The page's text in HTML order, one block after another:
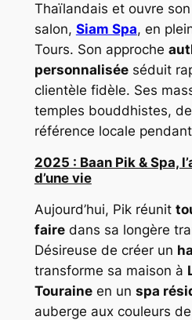
Thaïlandais et ouvre
salon, Siam Spa, en
Tours. Son approche
personnaliséeséduit
clientèle fidèle. Ses
temples bouddhistes,
référence locale
2025 : Baan Pik & Spa,
d’une vie
Aujourd’hui, Pik réunit
fairedans sa longère
Désireuse de créer un
transforme sa maison à
Touraineen un spa
auberge aux couleurs de